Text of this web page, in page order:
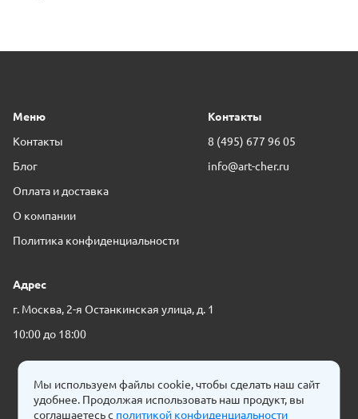
Меню
Контакты
Блог
Оплата и доставка
О компании
Политика конфиденциальности
Контакты
8 (495) 677 96 05
info@art-cher.ru
Адрес
г. Москва, 2-я Останкинская улица, д. 1
10:00 до 18:00
Мы используем файлы cookie, чтобы сделать наш сайт
удобнее. Продолжая использовать наш продукт, вы
соглашаетесь с политикой конфиденциальности